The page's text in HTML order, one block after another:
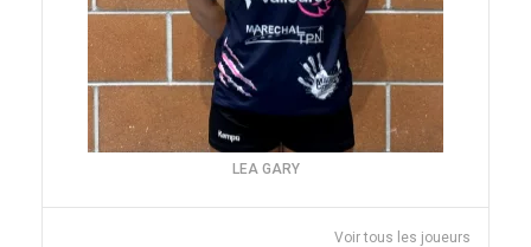
LEA GARY
Voir tous les joueurs